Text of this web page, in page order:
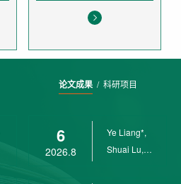
论文成果/ 科研项目
6
2026.8
Ye Liang*,
Shuai Lu,